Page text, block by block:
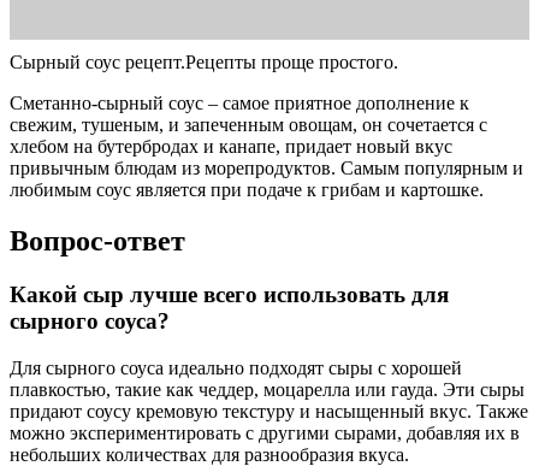
Сырный соус рецепт.Рецепты проще простого.
Сметанно-сырный соус – самое приятное дополнение к
свежим, тушеным, и запеченным овощам, он сочетается с
хлебом на бутербродах и канапе, придает новый вкус
привычным блюдам из морепродуктов. Самым популярным и
любимым соус является при подаче к грибам и картошке.
Вопрос-ответ
Какой сыр лучше всего использовать для
сырного соуса?
Для сырного соуса идеально подходят сыры с хорошей
плавкостью, такие как чеддер, моцарелла или гауда. Эти сыры
придают соусу кремовую текстуру и насыщенный вкус. Также
можно экспериментировать с другими сырами, добавляя их в
небольших количествах для разнообразия вкуса.